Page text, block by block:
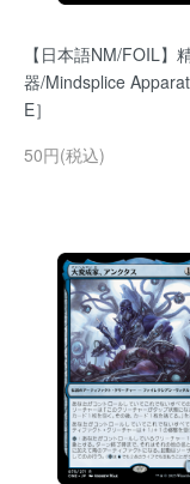
【日本語NM/FOIL】
器/Mindsplice
E］
50円(税込)